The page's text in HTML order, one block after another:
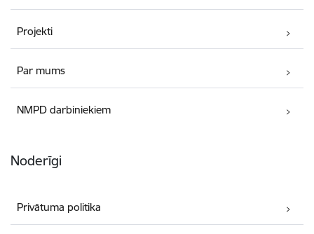
Projekti
Par mums
NMPD darbiniekiem
Noderīgi
Privātuma politika